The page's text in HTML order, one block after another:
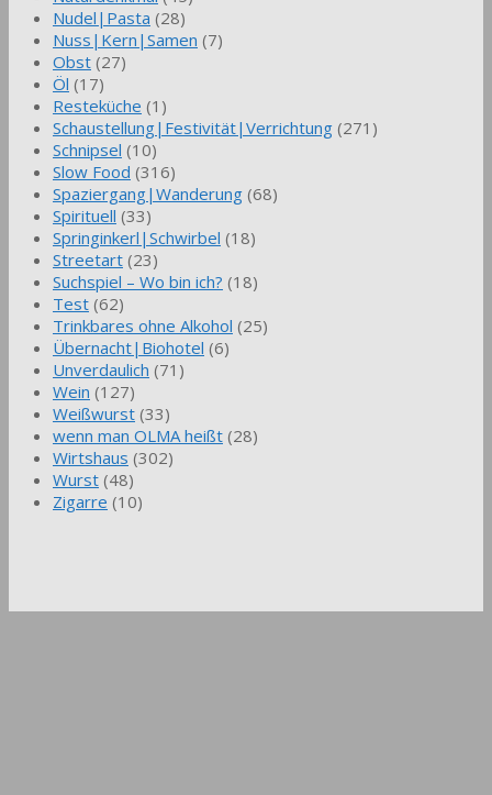
Nudel|Pasta (28)
Nuss|Kern|Samen (7)
Obst (27)
Öl (17)
Resteküche (1)
Schaustellung|Festivität|Verrichtung (271)
Schnipsel (10)
Slow Food (316)
Spaziergang|Wanderung (68)
Spirituell (33)
Springinkerl|Schwirbel (18)
Streetart (23)
Suchspiel – Wo bin ich? (18)
Test (62)
Trinkbares ohne Alkohol (25)
Übernacht|Biohotel (6)
Unverdaulich (71)
Wein (127)
Weißwurst (33)
wenn man OLMA heißt (28)
Wirtshaus (302)
Wurst (48)
Zigarre (10)